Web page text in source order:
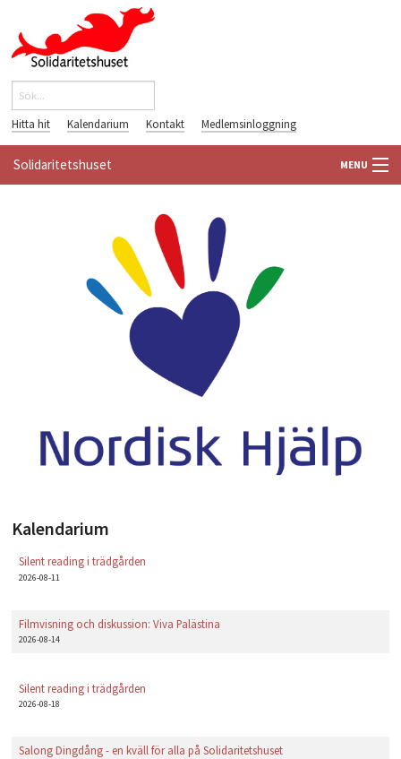
Hoppa till huvudinnehåll
Sökformulär
Hitta hit Kalendarium Kontakt Medlemsinloggning
Solidaritetshuset MENU
Kalendarium
Silent reading i trädgården
2026-08-11
Filmvisning och diskussion: Viva Palästina
2026-08-14
Silent reading i trädgården
2026-08-18
Salong Dingdång - en kväll för alla på Solidaritetshuset